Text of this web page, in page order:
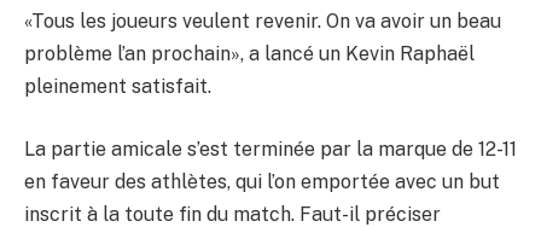
«Tous les joueurs veulent revenir. On va avoir un beau
problème l’an prochain», a lancé un Kevin Raphaël
pleinement satisfait.
La partie amicale s’est terminée par la marque de 12-11
en faveur des athlètes, qui l’on emportée avec un but
inscrit à la toute fin du match. Faut-il préciser